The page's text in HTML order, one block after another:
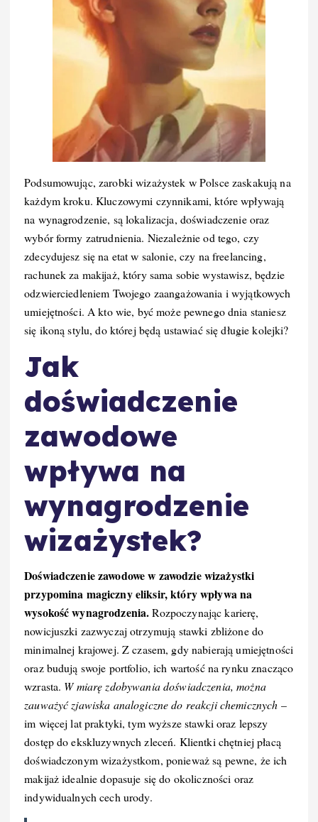
Podsumowując, zarobki wizażystek w Polsce zaskakują na
każdym kroku. Kluczowymi czynnikami, które wpływają
na wynagrodzenie, są lokalizacja, doświadczenie oraz
wybór formy zatrudnienia. Niezależnie od tego, czy
zdecydujesz się na etat w salonie, czy na freelancing,
rachunek za makijaż, który sama sobie wystawisz, będzie
odzwierciedleniem Twojego zaangażowania i wyjątkowych
umiejętności. A kto wie, być może pewnego dnia staniesz
się ikoną stylu, do której będą ustawiać się długie kolejki?
Jak
doświadczenie
zawodowe
wpływa na
wynagrodzenie
wizażystek?
Doświadczenie zawodowe w zawodzie wizażystki
przypomina magiczny eliksir, który wpływa na
wysokość wynagrodzenia.Rozpoczynając karierę,
nowicjuszki zazwyczaj otrzymują stawki zbliżone do
minimalnej krajowej. Z czasem, gdy nabierają umiejętności
oraz budują swoje portfolio, ich wartość na rynku znacząco
wzrasta. W miarę zdobywania doświadczenia, można
zauważyć zjawiska analogiczne do reakcji chemicznych –
im więcej lat praktyki, tym wyższe stawki oraz lepszy
dostęp do ekskluzywnych zleceń. Klientki chętniej płacą
doświadczonym wizażystkom, ponieważ są pewne, że ich
makijaż idealnie dopasuje się do okoliczności oraz
indywidualnych cech urody.